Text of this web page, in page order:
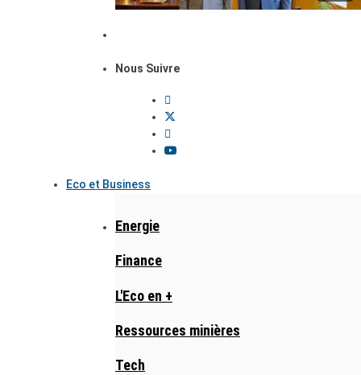
Nous Suivre
Eco et Business
Energie
Finance
L'Eco en +
Ressources minières
Tech